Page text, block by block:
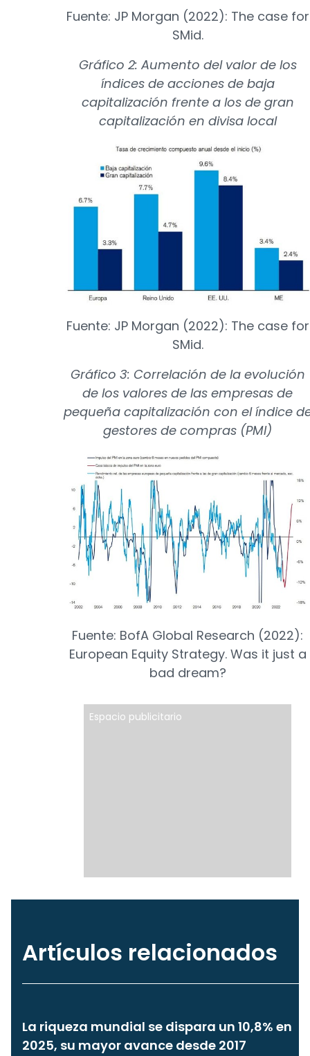
Fuente: JP Morgan (2022): The case for
SMid.
Gráfico 2: Aumento del valor de los
índices de acciones de baja
capitalización frente a los de gran
capitalización en divisa local
Fuente: JP Morgan (2022): The case for
SMid.
Gráfico 3: Correlación de la evolución
de los valores de las empresas de
pequeña capitalización con el índice
gestores de compras (PMI)
Fuente: BofA Global Research (2022):
European Equity Strategy. Was it just a
bad dream?
Espacio publicitario
Artículos relacionados
La riqueza mundial se dispara un 10,8% en
2025, su mayor avance desde 2017